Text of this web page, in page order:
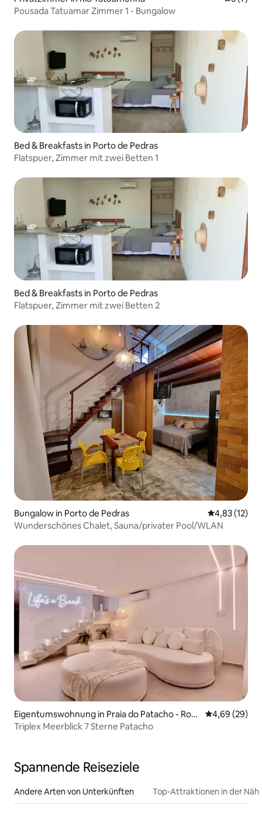
Pousada Tatuamar Zimmer 1 - Bungalow
Bed & Breakfasts in Porto de Pedras
Flatspuer, Zimmer mit zwei Betten 1
Bed & Breakfasts in Porto de Pedras
Flatspuer, Zimmer mit zwei Betten 2
Bungalow in Porto de Pedras
4,83 (12)
Wunderschönes Chalet, Sauna/privater Pool/WLAN
Eigentumswohnung in Praia do Patacho - Rota
Ecológica dos Milagres
4,69 (29)
Triplex Meerblick 7 Sterne Patacho
Spannende Reiseziele
Andere Arten von Unterkünften Top-Attraktionen in der